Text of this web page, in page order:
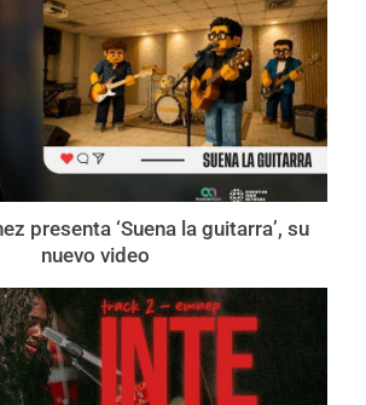
presenta ‘Suena la guitarra’, su
nuevo video